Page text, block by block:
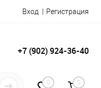
Вход Регистрация
+7 (902) 924-36-40
0 0